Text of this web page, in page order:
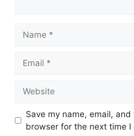
Save my name, email,
browser for the next time I